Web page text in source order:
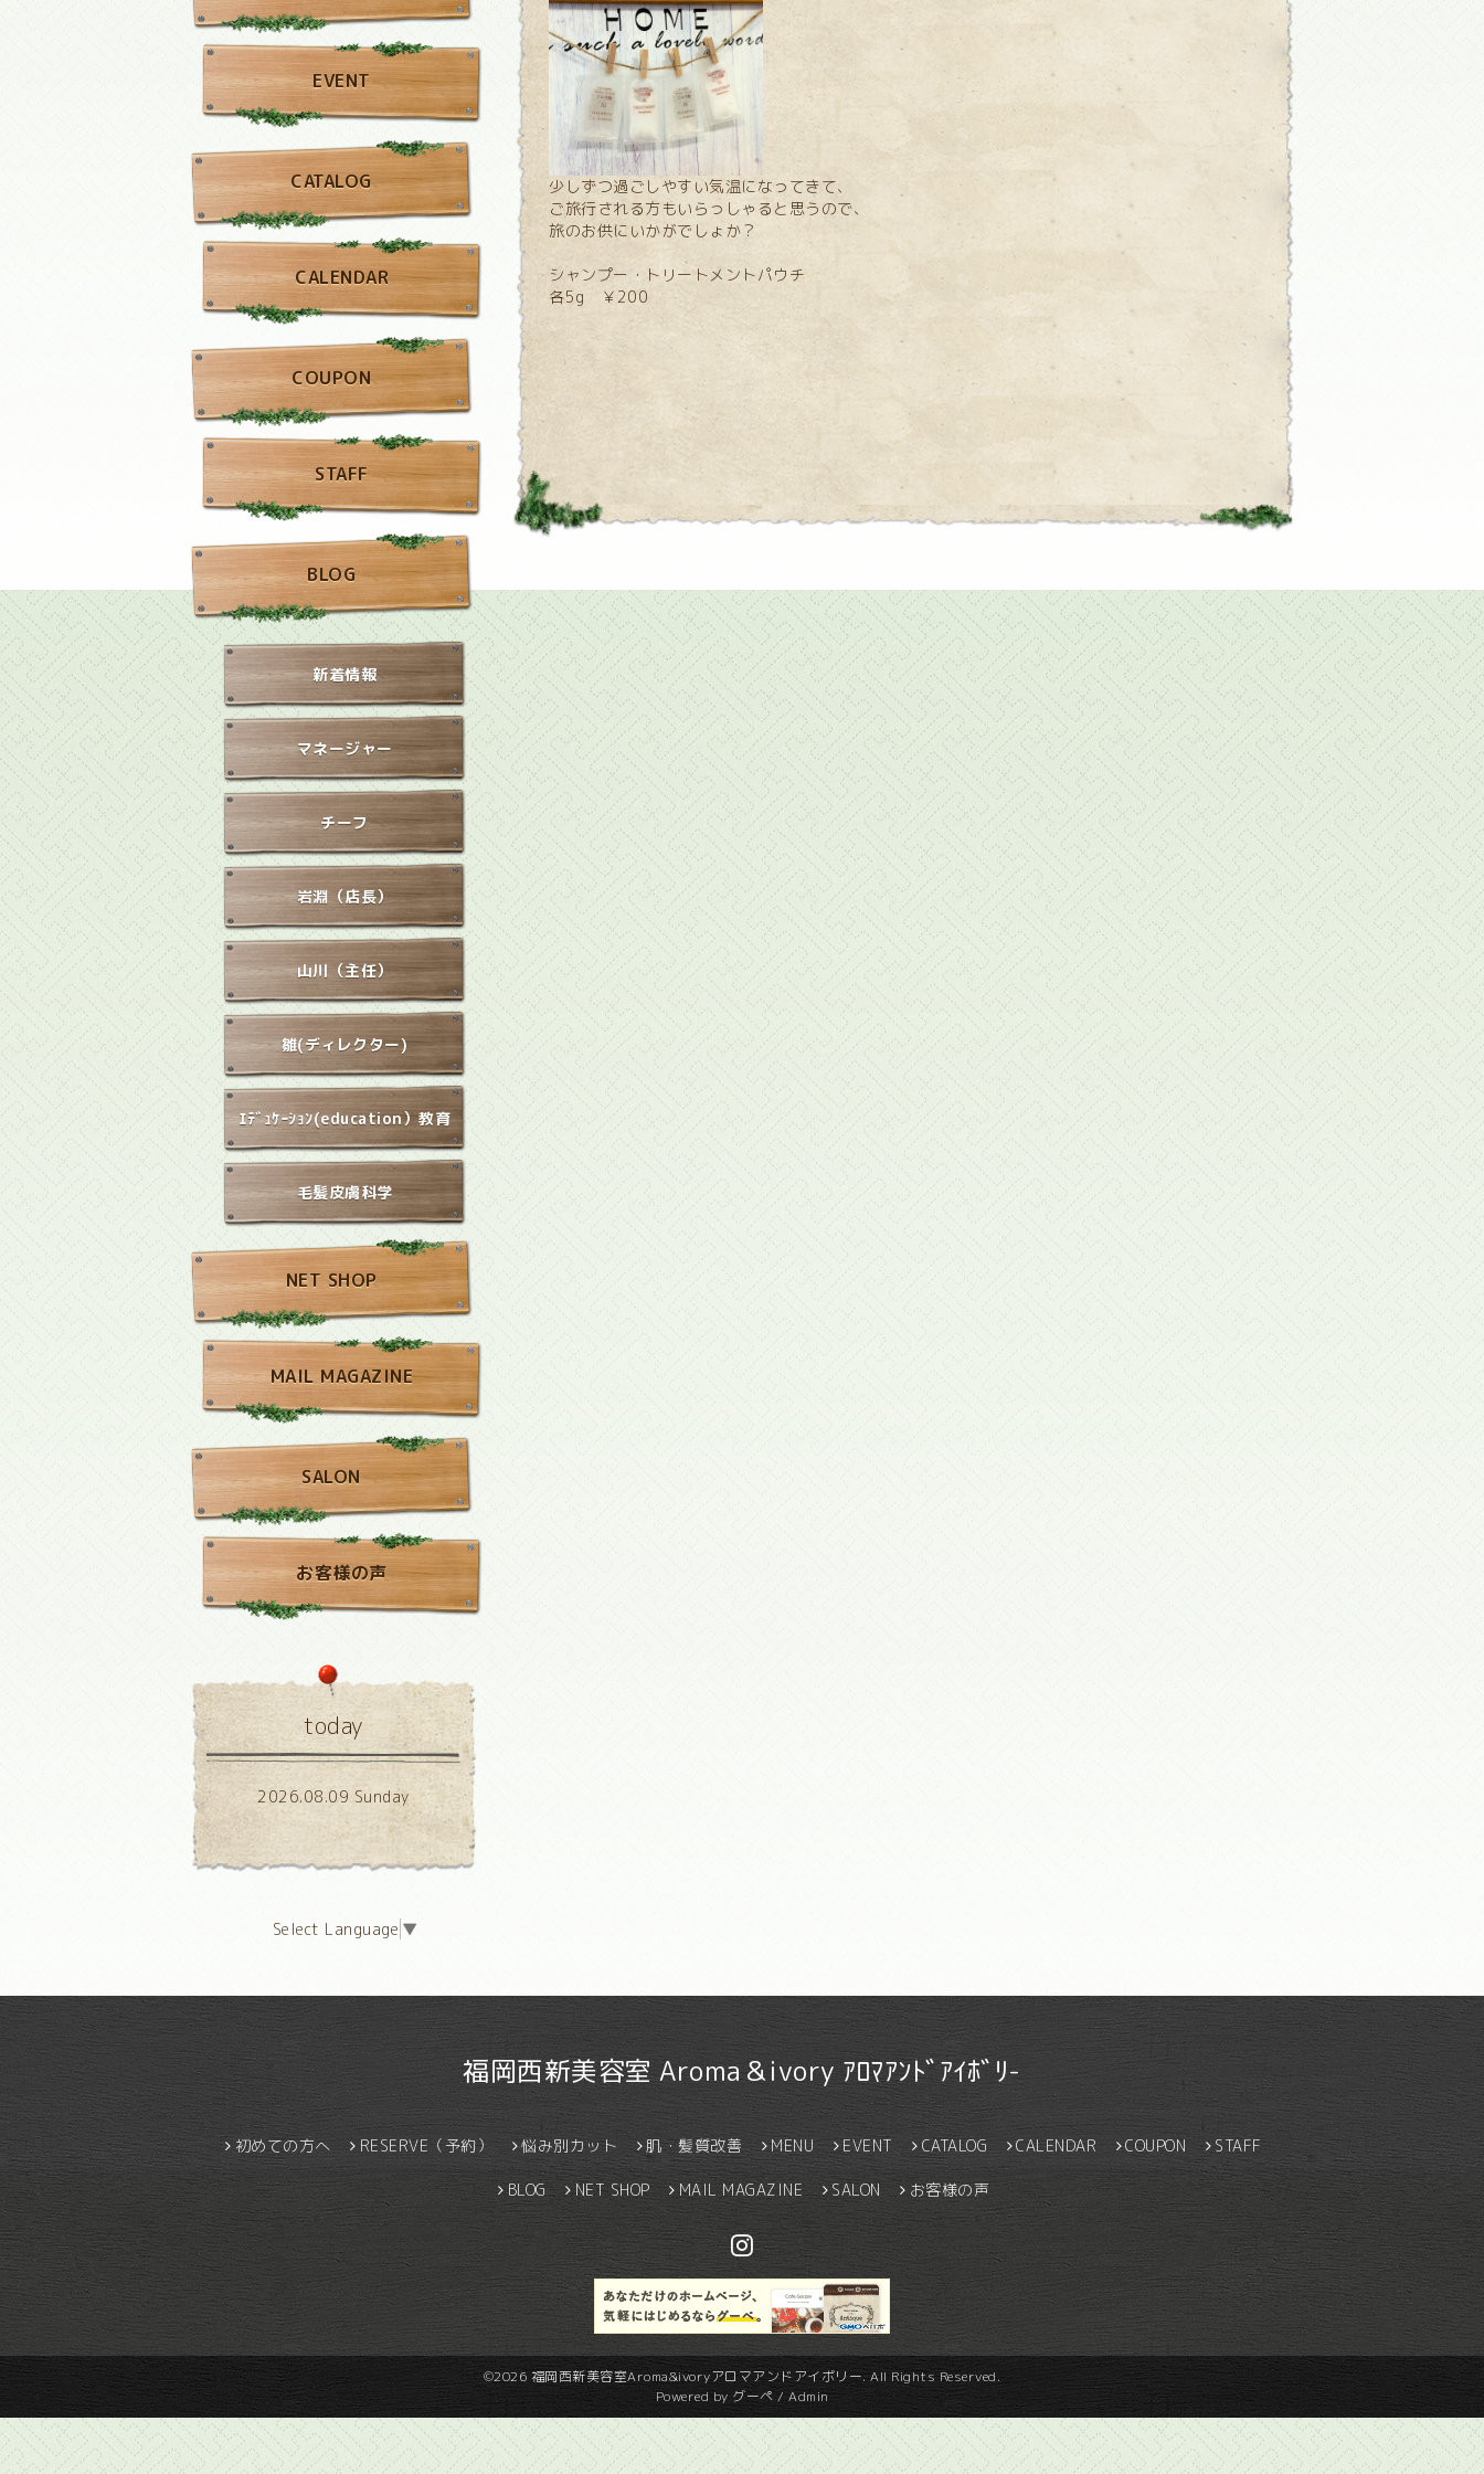
少しずつ過ごしやすい気温になってきて、
ご旅行される方もいらっしゃると思うので、
旅のお供にいかがでしょか？
シャンプー・トリートメントパウチ
各5g ￥200
EVENT
CATALOG
CALENDAR
COUPON
STAFF
BLOG
新着情報
マネージャー
チーフ
岩淵（店長）
山川（主任）
雛(ディレクター)
ｴﾃﾞｭｹｰｼｮﾝ(education）教育
毛髪皮膚科学
NET SHOP
MAIL MAGAZINE
SALON
お客様の声
today
2026.08.09 Sunday
Select Language ▼
福岡西新美容室 Aroma＆ivory ｱﾛﾏｱﾝﾄﾞｱｲﾎﾞﾘ-
初めての方へ RESERVE（予約） 悩み別カット 肌・髪質改善 MENU EVENT CATALOG CALENDAR COUPON STAFF
BLOG NET SHOP MAIL MAGAZINE SALON お客様の声
©2026 福岡西新美容室Aroma&ivoryアロマアンドアイボリー. All Rights Reserved.
Powered by グーペ / Admin